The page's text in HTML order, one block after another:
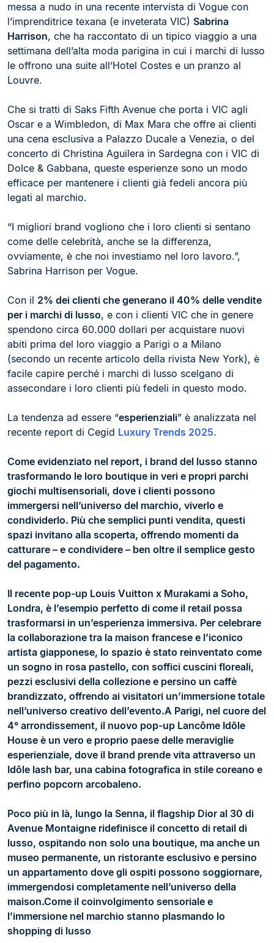
messa a nudo in una recente intervista di Vogue con
l’imprenditrice texana (e inveterata VIC) Sabrina
Harrison, che ha raccontato di un tipico viaggio a una
settimana dell’alta moda parigina in cui i marchi di lusso
le offrono una suite all’Hotel Costes e un pranzo al
Louvre.
Che si tratti di Saks Fifth Avenue che porta i VIC agli
Oscar e a Wimbledon, di Max Mara che offre ai clienti
una cena esclusiva a Palazzo Ducale a Venezia, o del
concerto di Christina Aguilera in Sardegna con i VIC di
Dolce & Gabbana, queste esperienze sono un modo
efficace per mantenere i clienti già fedeli ancora più
legati al marchio.
“I migliori brand vogliono che i loro clienti si sentano
come delle celebrità, anche se la differenza,
ovviamente, è che noi investiamo nel loro lavoro.”,
Sabrina Harrison per Vogue.
Con il 2% dei clienti che generano il 40% delle vendite
per i marchi di lusso, e con i clienti VIC che in genere
spendono circa 60.000 dollari per acquistare nuovi
abiti prima del loro viaggio a Parigi o a Milano
(secondo un recente articolo della rivista New York), è
facile capire perché i marchi di lusso scelgano di
assecondare i loro clienti più fedeli in questo modo.
La tendenza ad essere “esperienziali” è analizzata nel
recente report di Cegid Luxury Trends 2025.
Come evidenziato nel report, i brand del lusso stanno
trasformando le loro boutique in veri e propri parchi
giochi multisensoriali, dove i clienti possono
immergersi nell’universo del marchio, viverlo e
condividerlo. Più che semplici punti vendita, questi
spazi invitano alla scoperta, offrendo momenti da
catturare – e condividere – ben oltre il semplice gesto
del pagamento.
Il recente pop-up Louis Vuitton x Murakami a Soho,
Londra, è l’esempio perfetto di come il retail possa
trasformarsi in un’esperienza immersiva. Per celebrare
la collaborazione tra la maison francese e l’iconico
artista giapponese, lo spazio è stato reinventato come
un sogno in rosa pastello, con soffici cuscini floreali,
pezzi esclusivi della collezione e persino un caffè
brandizzato, offrendo ai visitatori un’immersione totale
nell’universo creativo dell’evento.A Parigi, nel cuore del
4° arrondissement, il nuovo pop-up Lancôme Idôle
House è un vero e proprio paese delle meraviglie
esperienziale, dove il brand prende vita attraverso un
Idôle lash bar, una cabina fotografica in stile coreano e
perfino popcorn arcobaleno.
Poco più in là, lungo la Senna, il flagship Dior al 30 di
Avenue Montaigne ridefinisce il concetto di retail di
lusso, ospitando non solo una boutique, ma anche un
museo permanente, un ristorante esclusivo e persino
un appartamento dove gli ospiti possono soggiornare,
immergendosi completamente nell’universo della
maison.Come il coinvolgimento sensoriale e
l’immersione nel marchio stanno plasmando lo
shopping di lusso